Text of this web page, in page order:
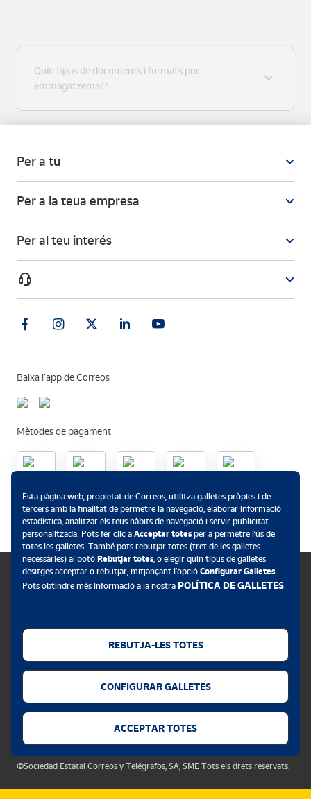
emmagatzemament en núvol?
Per a tu
Per a la teua empresa
Per al teu interés
Baixa l’app de Correos
Mètodes de pagament
Accessibilitat
©Sociedad Estatal Correos y Telégrafos, SA, SME Tots els drets reservats.
Esta pàgina web, propietat de Correos, utilitza galletes pròpies i de
tercers amb la finalitat de permetre la navegació, elaborar informació
estadística, analitzar els teus hàbits de navegació i servir publicitat
personalitzada. Pots fer clic a Acceptar totesper a permetre l’ús de
totes les galletes. També pots rebutjar totes (tret de les galletes
necessàries) al botó Rebutjar totes, o elegir quin tipus de galletes
desitges acceptar o rebutjar, mitjançant l’opció Configurar Galletes.
Pots obtindre més informació a la nostra POLÍTICA DE GALLETES.
REBUTJA-LES TOTES
CONFIGURAR GALLETES
ACCEPTAR TOTES